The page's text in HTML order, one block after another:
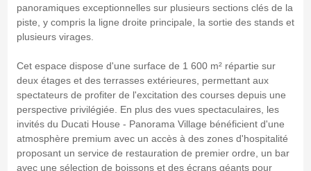
panoramiques exceptionnelles sur plusieurs sections clés de la
piste, y compris la ligne droite principale, la sortie des stands et
plusieurs virages.
Cet espace dispose d'une surface de 1 600 m² répartie sur
deux étages et des terrasses extérieures, permettant aux
spectateurs de profiter de l'excitation des courses depuis une
perspective privilégiée. En plus des vues spectaculaires, les
invités du Ducati House - Panorama Village bénéficient d'une
atmosphère premium avec un accès à des zones d'hospitalité
proposant un service de restauration de premier ordre, un bar
avec une sélection de boissons et des écrans géants pour